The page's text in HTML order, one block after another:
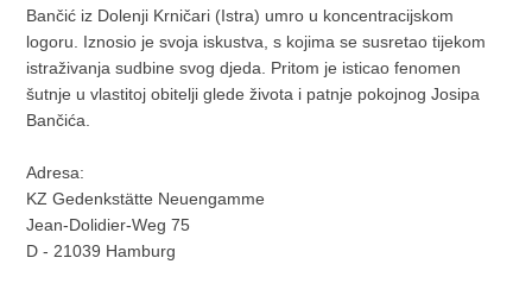
Bančić iz Dolenji Krničari (Istra) umro u koncentracijskom
logoru. Iznosio je svoja iskustva, s kojima se susretao tijekom
istraživanja sudbine svog djeda. Pritom je isticao fenomen
šutnje u vlastitoj obitelji glede života i patnje pokojnog Josipa
Bančića.
Adresa:
KZ Gedenkstätte Neuengamme
Jean-Dolidier-Weg 75
D - 21039 Hamburg